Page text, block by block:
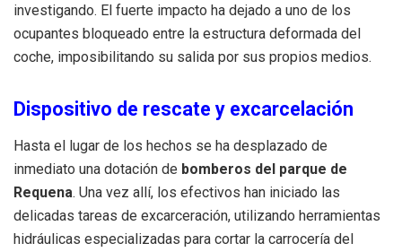
investigando. El fuerte impacto ha dejado a uno de los
ocupantes bloqueado entre la estructura deformada del
coche, imposibilitando su salida por sus propios medios.
Dispositivo de rescate y excarcelación
Hasta el lugar de los hechos se ha desplazado de
inmediato una dotación de bomberos del parque de
Requena. Una vez allí, los efectivos han iniciado las
delicadas tareas de excarceración, utilizando herramientas
hidráulicas especializadas para cortar la carrocería del